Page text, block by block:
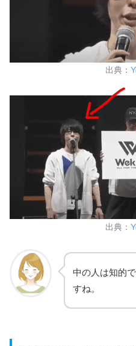
出典：
出典：
中の人は知的
すね。